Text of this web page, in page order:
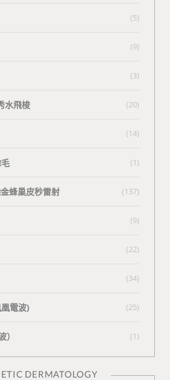
(5)
(9)
(3)
水飛梭 (20)
(14)
(1)
蜂巢皮秒雷射 (137)
(9)
(22)
(34)
電波) (25)
(1)
DERMATOLOGY